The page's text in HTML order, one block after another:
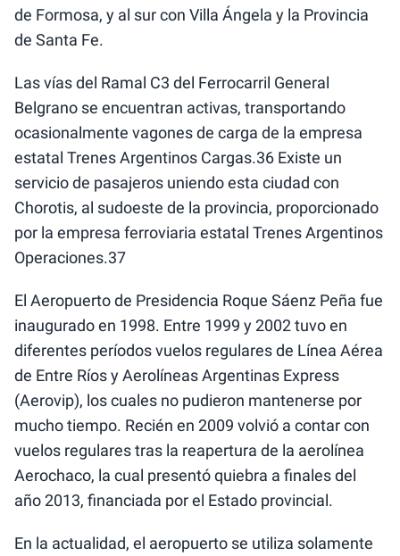
de Formosa, y al sur con Villa Ángela y la Provincia
de Santa Fe.
Las vías del Ramal C3 del Ferrocarril General
Belgrano se encuentran activas, transportando
ocasionalmente vagones de carga de la empresa
estatal Trenes Argentinos Cargas.36​ Existe un
servicio de pasajeros uniendo esta ciudad con
Chorotis, al sudoeste de la provincia, proporcionado
por la empresa ferroviaria estatal Trenes Argentinos
Operaciones.37​
El Aeropuerto de Presidencia Roque Sáenz Peña fue
inaugurado en 1998. Entre 1999 y 2002 tuvo en
diferentes períodos vuelos regulares de Línea Aérea
de Entre Ríos y Aerolíneas Argentinas Express
(Aerovip), los cuales no pudieron mantenerse por
mucho tiempo. Recién en 2009 volvió a contar con
vuelos regulares tras la reapertura de la aerolínea
Aerochaco, la cual presentó quiebra a finales del
año 2013, financiada por el Estado provincial.
En la actualidad, el aeropuerto se utiliza solamente